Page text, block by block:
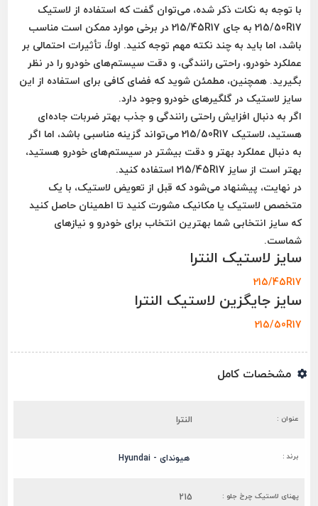
با توجه به نکات ذکر شده، می‌توان گفت که استفاده از لاستیک
215/50R17 به جای 215/45R17 در برخی موارد ممکن است مناسب
باشد، اما باید به چند نکته مهم توجه کنید. اولاً، تأثیرات احتمالی بر
عملکرد خودرو، راحتی رانندگی، و دقت سیستم‌های خودرو را در نظر
بگیرید. همچنین، مطمئن شوید که فضای کافی برای استفاده از این
سایز لاستیک در گلگیرهای خودرو وجود دارد.
اگر به دنبال افزایش راحتی رانندگی و جذب بهتر ضربات جاده‌ای
هستید، لاستیک 215/50R17 می‌تواند گزینه مناسبی باشد، اما اگر
به دنبال عملکرد بهتر و دقت بیشتر در سیستم‌های خودرو هستید،
بهتر است از سایز 215/45R17 استفاده کنید.
در نهایت، پیشنهاد می‌شود که قبل از تعویض لاستیک، با یک
متخصص لاستیک یا مکانیک مشورت کنید تا اطمینان حاصل کنید
که سایز انتخابی شما بهترین انتخاب برای خودرو و نیازهای
شماست.
سایز لاستیک النترا
215/45R17
سایز جایگزین لاستیک النترا
215/50R17
مشخصات کامل
عنوان : النترا
برند : هیوندای - Hyundai
پهنای لاستیک چرخ جلو : 215